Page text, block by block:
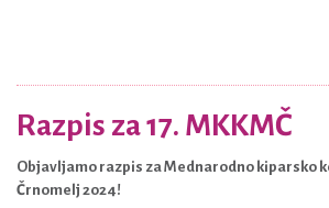
Razpis za 17. MKKMČ
Objavljamo razpis za Mednarodno kiparsko
Črnomelj 2024!